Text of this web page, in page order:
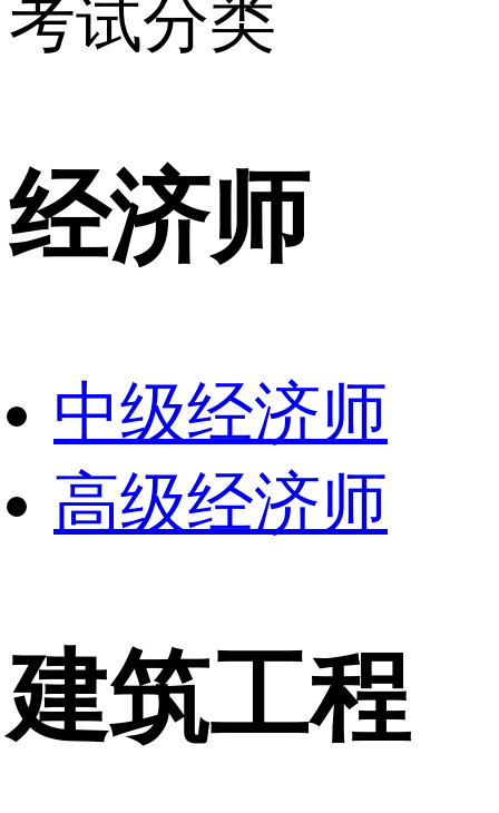
考试分类
经济师
中级经济师
高级经济师
建筑工程